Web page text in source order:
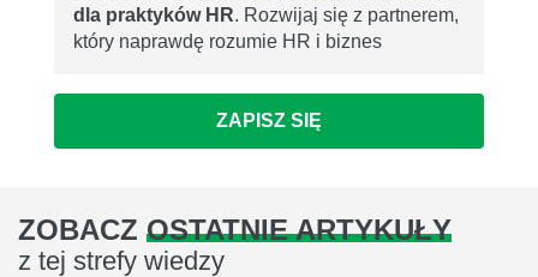
dla praktyków HR. Rozwijaj się z partnerem,
który naprawdę rozumie HR i biznes
ZAPISZ SIĘ
ZOBACZ OSTATNIE ARTYKUŁY
z tej strefy wiedzy